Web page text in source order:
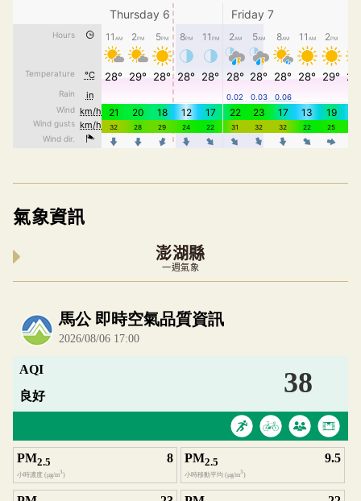
氣象資訊
澎湖縣
一週氣象
內嵌空氣品質小工具為視覺預覽，完整即時空